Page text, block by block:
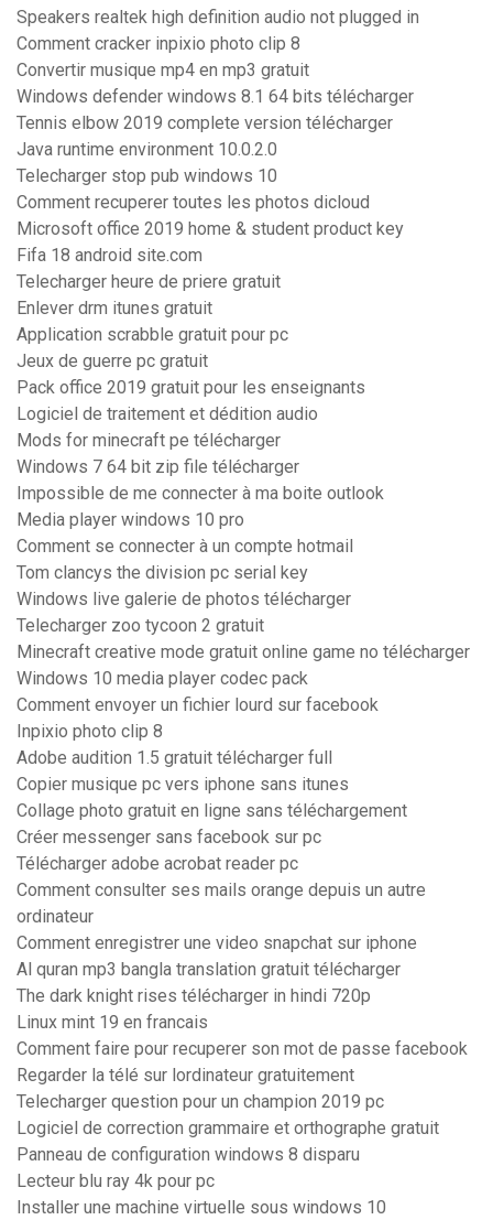
Speakers realtek high definition audio not plugged in
Comment cracker inpixio photo clip 8
Convertir musique mp4 en mp3 gratuit
Windows defender windows 8.1 64 bits télécharger
Tennis elbow 2019 complete version télécharger
Java runtime environment 10.0.2.0
Telecharger stop pub windows 10
Comment recuperer toutes les photos dicloud
Microsoft office 2019 home & student product key
Fifa 18 android site.com
Telecharger heure de priere gratuit
Enlever drm itunes gratuit
Application scrabble gratuit pour pc
Jeux de guerre pc gratuit
Pack office 2019 gratuit pour les enseignants
Logiciel de traitement et dédition audio
Mods for minecraft pe télécharger
Windows 7 64 bit zip file télécharger
Impossible de me connecter à ma boite outlook
Media player windows 10 pro
Comment se connecter à un compte hotmail
Tom clancys the division pc serial key
Windows live galerie de photos télécharger
Telecharger zoo tycoon 2 gratuit
Minecraft creative mode gratuit online game no télécharger
Windows 10 media player codec pack
Comment envoyer un fichier lourd sur facebook
Inpixio photo clip 8
Adobe audition 1.5 gratuit télécharger full
Copier musique pc vers iphone sans itunes
Collage photo gratuit en ligne sans téléchargement
Créer messenger sans facebook sur pc
Télécharger adobe acrobat reader pc
Comment consulter ses mails orange depuis un autre
ordinateur
Comment enregistrer une video snapchat sur iphone
Al quran mp3 bangla translation gratuit télécharger
The dark knight rises télécharger in hindi 720p
Linux mint 19 en francais
Comment faire pour recuperer son mot de passe facebook
Regarder la télé sur lordinateur gratuitement
Telecharger question pour un champion 2019 pc
Logiciel de correction grammaire et orthographe gratuit
Panneau de configuration windows 8 disparu
Lecteur blu ray 4k pour pc
Installer une machine virtuelle sous windows 10